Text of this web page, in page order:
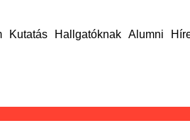
Kutatás Hallgatóknak Alumni